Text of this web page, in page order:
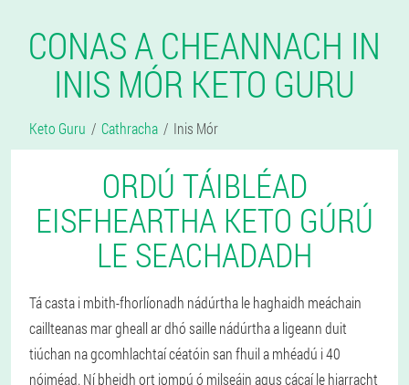
CONAS A CHEANNACH IN
INIS MÓR KETO GURU
Keto Guru Cathracha Inis Mór
ORDÚ TÁIBLÉAD
EISFHEARTHA KETO GÚRÚ
LE SEACHADADH
Tá casta i mbith-fhorlíonadh nádúrtha le haghaidh meáchain
caillteanas mar gheall ar dhó saille nádúrtha a ligeann duit
tiúchan na gcomhlachtaí céatóin san fhuil a mhéadú i 40
nóiméad. Ní bheidh ort iompú ó milseáin agus cácaí le hiarracht